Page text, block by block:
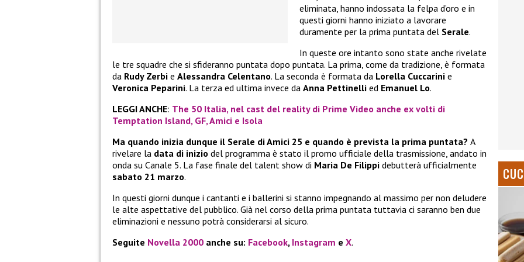
eliminata, hanno indossata la felpa d’oro e in
questi giorni hanno iniziato a lavorare
duramente per la prima puntata del Serale.
In queste ore intanto sono state anche rivelate
le tre squadre che si sfideranno puntata dopo puntata. La prima, come da tradizione, è formata
da Rudy Zerbi e Alessandra Celentano. La seconda è formata da Lorella Cuccarini e
Veronica Peparini. La terza ed ultima invece da Anna Pettinelli ed Emanuel Lo.
LEGGI ANCHE: The 50 Italia, nel cast del reality di Prime Video anche ex volti di
Temptation Island, GF, Amici e Isola
Ma quando inizia dunque il Serale di Amici 25 e quando è prevista la prima puntata? A
rivelare la data di inizio del programma è stato il promo ufficiale della trasmissione, andato in
onda su Canale 5. La fase finale del talent show di Maria De Filippi debutterà ufficialmente
sabato 21 marzo.
In questi giorni dunque i cantanti e i ballerini si stanno impegnando al massimo per non deludere
le alte aspettative del pubblico. Già nel corso della prima puntata tuttavia ci saranno ben due
eliminazioni e nessuno potrà considerarsi al sicuro.
Seguite Novella 2000 anche su: Facebook, Instagram e X.